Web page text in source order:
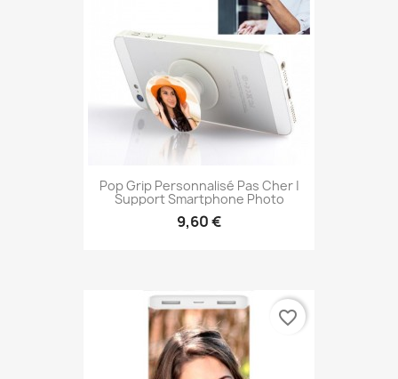
Pop Grip Personnalisé Pas Cher |
Support Smartphone Photo
9,60 €
favorite_border